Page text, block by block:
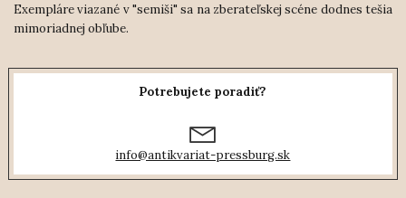
Exempláre viazané v "semiši" sa na zberateľskej scéne dodnes tešia
mimoriadnej obľube.
Potrebujete poradiť?
info@antikvariat-pressburg.sk